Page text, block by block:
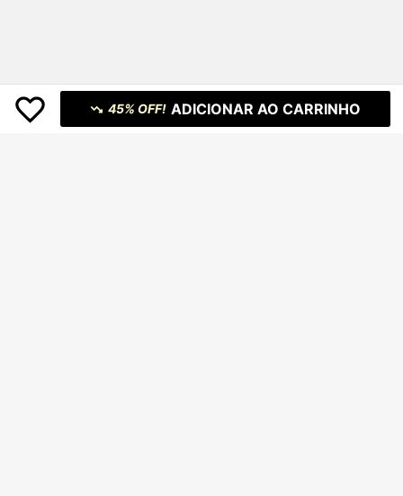
45% OFF! ADICIONAR AO CARRINHO